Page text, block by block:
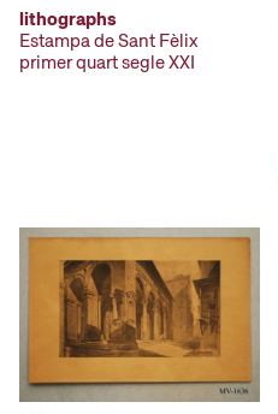
lithographs
Estampa de Sant Fèlix
primer quart segle XXI